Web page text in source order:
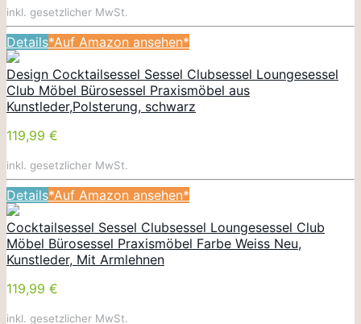
inkl. gesetzlicher MwSt.
Details*Auf Amazon ansehen*
Design Cocktailsessel Sessel Clubsessel Loungesessel
Club Möbel Bürosessel Praxismöbel aus
Kunstleder,Polsterung, schwarz
119,99 €
inkl. gesetzlicher MwSt.
Details*Auf Amazon ansehen*
Cocktailsessel Sessel Clubsessel Loungesessel Club
Möbel Bürosessel Praxismöbel Farbe Weiss Neu,
Kunstleder, Mit Armlehnen
119,99 €
inkl. gesetzlicher MwSt.